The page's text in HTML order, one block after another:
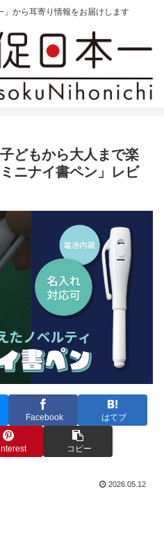
」から耳寄り情報をお届けします
どもから大人まで楽
ニナイ書ペン」レビ
Facebook はてブ
コピー
2026.05.12